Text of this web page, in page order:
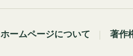
ホームページについて 著作